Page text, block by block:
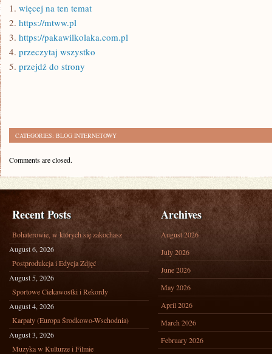
1. więcej na ten temat
2. https://mtww.pl
3. https://pakawilkolaka.com.pl
4. przeczytaj wszystko
5. przejdź do strony
CATEGORIES: BLOG INTERNETOWY
Comments are closed.
Recent Posts
Bohaterowie, w których się zakochasz
August 6, 2026
Postprodukcja i Edycja Zdjęć
August 5, 2026
Sportowe Ciekawostki i Rekordy
August 4, 2026
Karpaty (Europa Środkowo-Wschodnia)
August 3, 2026
Muzyka w Kulturze i Filmie
Archives
August 2026
July 2026
June 2026
May 2026
April 2026
March 2026
February 2026